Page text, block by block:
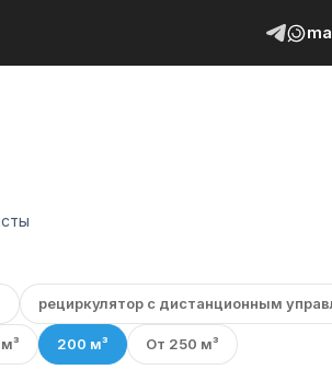
рециркулятор с дистанционным
200 м³ От 250 м³